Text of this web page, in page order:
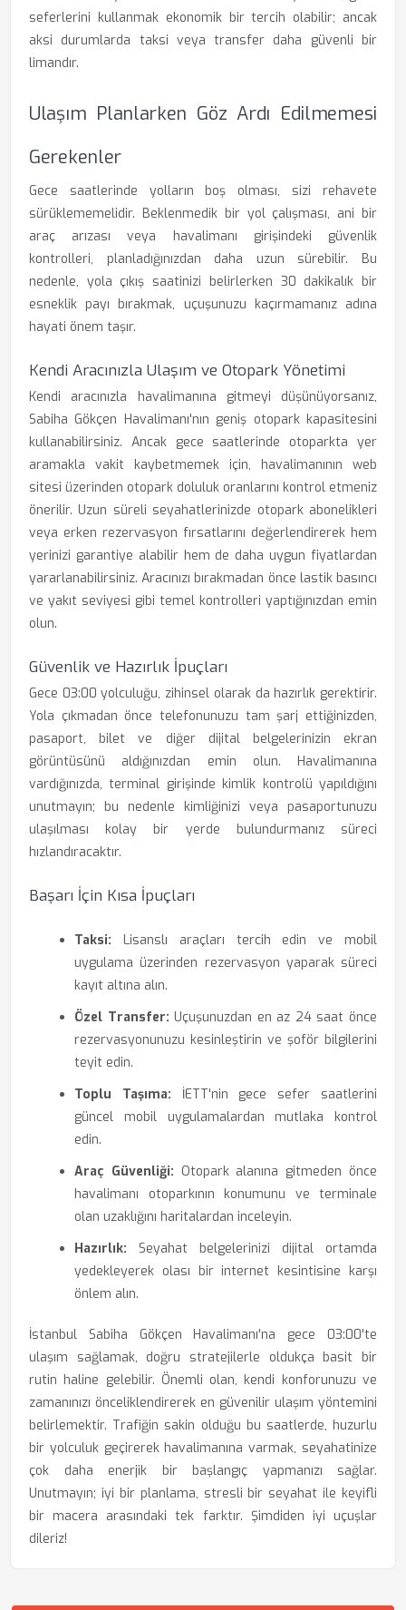
seferlerini kullanmak ekonomik bir tercih olabilir; ancak
aksi durumlarda taksi veya transfer daha güvenli bir
limandır.
Ulaşım Planlarken Göz Ardı Edilmemesi
Gerekenler
Gece saatlerinde yolların boş olması, sizi rehavete
sürüklememelidir. Beklenmedik bir yol çalışması, ani bir
araç arızası veya havalimanı girişindeki güvenlik
kontrolleri, planladığınızdan daha uzun sürebilir. Bu
nedenle, yola çıkış saatinizi belirlerken 30 dakikalık bir
esneklik payı bırakmak, uçuşunuzu kaçırmamanız adına
hayati önem taşır.
Kendi Aracınızla Ulaşım ve Otopark Yönetimi
Kendi aracınızla havalimanına gitmeyi düşünüyorsanız,
Sabiha Gökçen Havalimanı'nın geniş otopark kapasitesini
kullanabilirsiniz. Ancak gece saatlerinde otoparkta yer
aramakla vakit kaybetmemek için, havalimanının web
sitesi üzerinden otopark doluluk oranlarını kontrol etmeniz
önerilir. Uzun süreli seyahatlerinizde otopark abonelikleri
veya erken rezervasyon fırsatlarını değerlendirerek hem
yerinizi garantiye alabilir hem de daha uygun fiyatlardan
yararlanabilirsiniz. Aracınızı bırakmadan önce lastik basıncı
ve yakıt seviyesi gibi temel kontrolleri yaptığınızdan emin
olun.
Güvenlik ve Hazırlık İpuçları
Gece 03:00 yolculuğu, zihinsel olarak da hazırlık gerektirir.
Yola çıkmadan önce telefonunuzu tam şarj ettiğinizden,
pasaport, bilet ve diğer dijital belgelerinizin ekran
görüntüsünü aldığınızdan emin olun. Havalimanına
vardığınızda, terminal girişinde kimlik kontrolü yapıldığını
unutmayın; bu nedenle kimliğinizi veya pasaportunuzu
ulaşılması kolay bir yerde bulundurmanız süreci
hızlandıracaktır.
Başarı İçin Kısa İpuçları
Taksi: Lisanslı araçları tercih edin ve mobil
uygulama üzerinden rezervasyon yaparak süreci
kayıt altına alın.
Özel Transfer: Uçuşunuzdan en az 24 saat önce
rezervasyonunuzu kesinleştirin ve şoför bilgilerini
teyit edin.
Toplu Taşıma: İETT'nin gece sefer saatlerini
güncel mobil uygulamalardan mutlaka kontrol
edin.
Araç Güvenliği: Otopark alanına gitmeden önce
havalimanı otoparkının konumunu ve terminale
olan uzaklığını haritalardan inceleyin.
Hazırlık: Seyahat belgelerinizi dijital ortamda
yedekleyerek olası bir internet kesintisine karşı
önlem alın.
İstanbul Sabiha Gökçen Havalimanı'na gece 03:00'te
ulaşım sağlamak, doğru stratejilerle oldukça basit bir
rutin haline gelebilir. Önemli olan, kendi konforunuzu ve
zamanınızı önceliklendirerek en güvenilir ulaşım yöntemini
belirlemektir. Trafiğin sakin olduğu bu saatlerde, huzurlu
bir yolculuk geçirerek havalimanına varmak, seyahatinize
çok daha enerjik bir başlangıç yapmanızı sağlar.
Unutmayın; iyi bir planlama, stresli bir seyahat ile keyifli
bir macera arasındaki tek farktır. Şimdiden iyi uçuşlar
dileriz!